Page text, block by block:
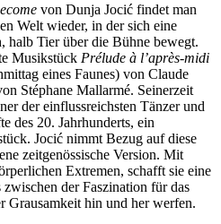
von Dunja Jocić findet man
Welt wieder, in der sich eine
halb Tier über die Bühne bewegt.
Musikstück Prélude à l’après-midi
eines Faunes) von Claude
Stéphane Mallarmé. Seinerzeit
der einflussreichsten Tänzer und
des 20. Jahrhunderts, ein
Jocić nimmt Bezug auf diese
zeitgenössische Version. Mit
Extremen, schafft sie eine
der Faszination für das
Grausamkeit hin und her werfen.